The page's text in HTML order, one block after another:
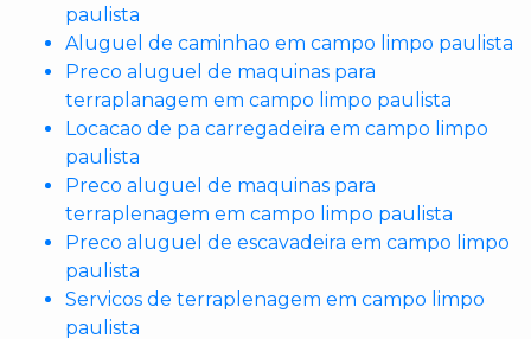
paulista
Aluguel de caminhao em campo limpo paulista
Preco aluguel de maquinas para
terraplanagem em campo limpo paulista
Locacao de pa carregadeira em campo limpo
paulista
Preco aluguel de maquinas para
terraplenagem em campo limpo paulista
Preco aluguel de escavadeira em campo limpo
paulista
Servicos de terraplenagem em campo limpo
paulista